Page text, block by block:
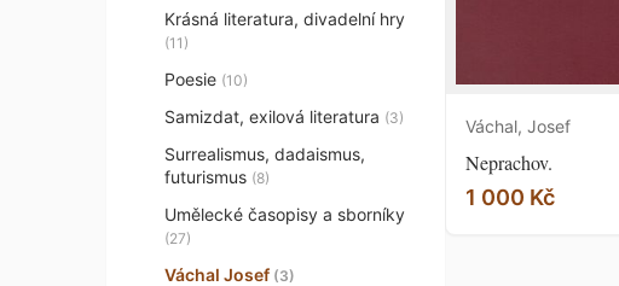
Krásná literatura, divadelní hry
(11)
Poesie (10)
Samizdat, exilová literatura (3)
Surrealismus, dadaismus,
futurismus (8)
Umělecké časopisy a sborníky
(27)
Váchal Josef (3)
Váchal, Josef
Neprachov.
1 000 Kč